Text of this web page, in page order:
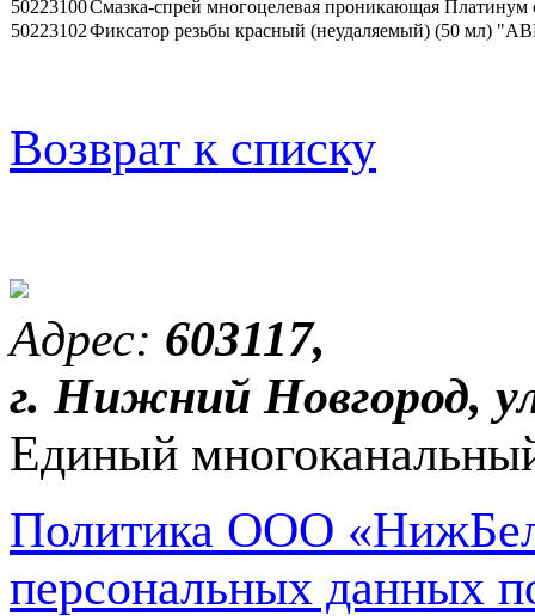
50223100Смазка-спрей многоцелевая проникающая
50223102Фиксатор резьбы красный (неудаляемый) (50 мл)
Возврат к списку
Адрес: 603117,
г. Нижний Новгород,
Единый
Политика ООО
персональных данных